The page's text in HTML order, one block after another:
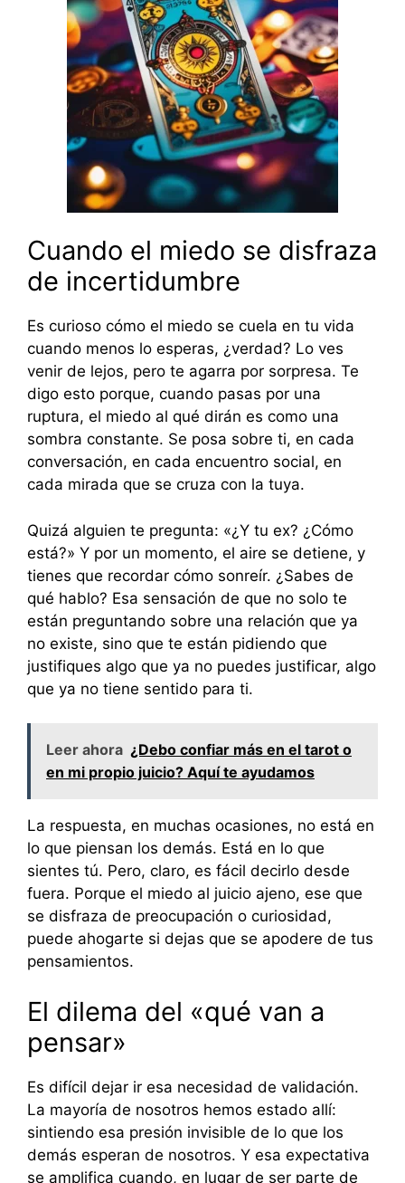
Cuando el miedo se disfraza
de incertidumbre
Es curioso cómo el miedo se cuela en tu vida
cuando menos lo esperas, ¿verdad? Lo ves
venir de lejos, pero te agarra por sorpresa. Te
digo esto porque, cuando pasas por una
ruptura, el miedo al qué dirán es como una
sombra constante. Se posa sobre ti, en cada
conversación, en cada encuentro social, en
cada mirada que se cruza con la tuya.
Quizá alguien te pregunta: «¿Y tu ex? ¿Cómo
está?» Y por un momento, el aire se detiene, y
tienes que recordar cómo sonreír. ¿Sabes de
qué hablo? Esa sensación de que no solo te
están preguntando sobre una relación que ya
no existe, sino que te están pidiendo que
justifiques algo que ya no puedes justificar, algo
que ya no tiene sentido para ti.
Leer ahora ¿Debo confiar más en el tarot o
en mi propio juicio? Aquí te ayudamos
La respuesta, en muchas ocasiones, no está en
lo que piensan los demás. Está en lo que
sientes tú. Pero, claro, es fácil decirlo desde
fuera. Porque el miedo al juicio ajeno, ese que
se disfraza de preocupación o curiosidad,
puede ahogarte si dejas que se apodere de tus
pensamientos.
El dilema del «qué van a
pensar»
Es difícil dejar ir esa necesidad de validación.
La mayoría de nosotros hemos estado allí:
sintiendo esa presión invisible de lo que los
demás esperan de nosotros. Y esa expectativa
se amplifica cuando, en lugar de ser parte de